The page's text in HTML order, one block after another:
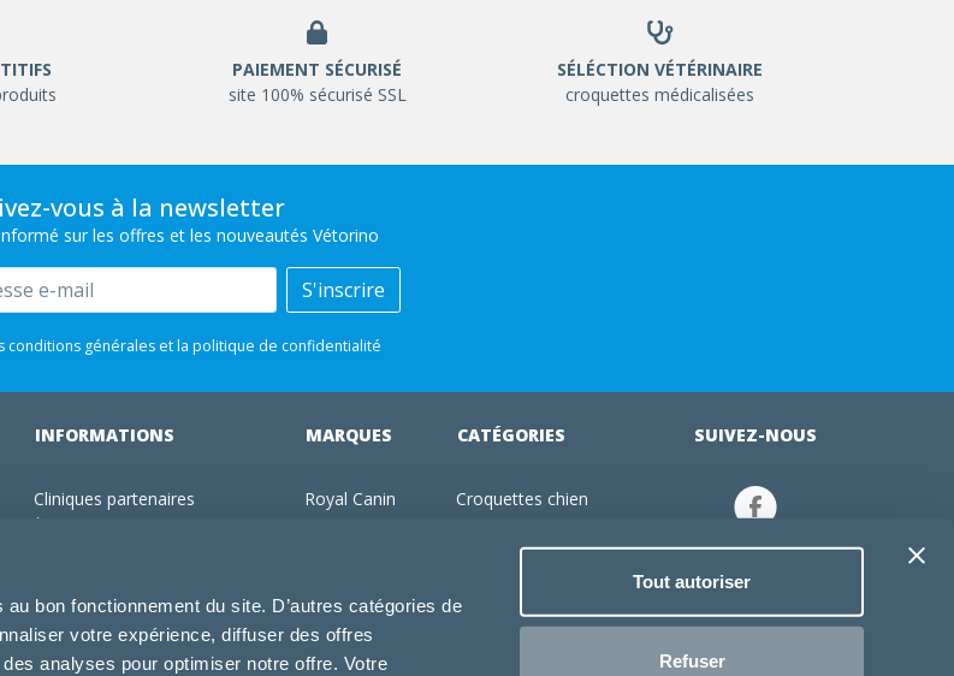
bon fonctionnement du site. D’autres catégories de
votre expérience, diffuser des offres
analyses pour optimiser notre offre. Votre
Tout autoriser
Refuser
PAIEMENT SÉCURISÉ
site 100% sécurisé SSL
SÉLÉCTION VÉTÉRINAIRE
croquettes médicalisées
vous à la newsletter
sur les offres et les nouveautés Vétorino
S'inscrire
conditions générales et la politique de confidentialité
INFORMATIONS
Cliniques partenaires
Utilisation des cookies
Conditions générales d'utilisation
MARQUES
Royal Canin
Specific
Dechra
CATÉGORIES
Croquettes chien
Jouets chien
Produits vétérinaire chien
SUIVEZ-NOUS